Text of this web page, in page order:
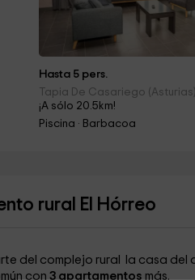
Hasta 5 pers.
Tapia De Casariego (Asturias)
¡A sólo 20.5km!
Piscina · Barbacoa
rural El Hórreo
del complejo rural la casa del
con 3 apartamentos más.